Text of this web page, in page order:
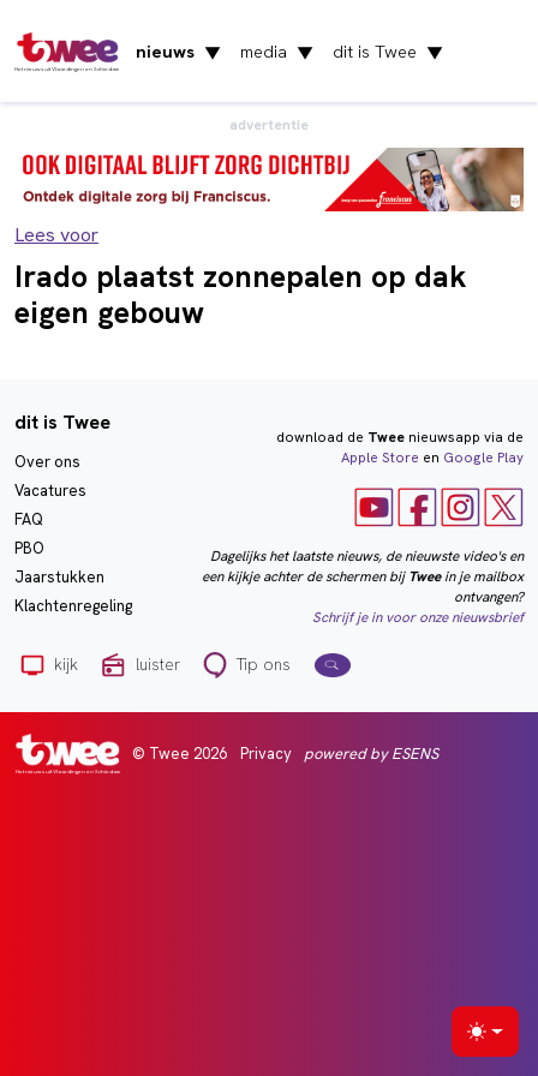
Het nieuws uit Vlaardingen en Schiedam
nieuws ▼ media ▼ dit is Twee ▼
advertentie
Lees voor
Irado plaatst zonnepalen op dak
eigen gebouw
dit is Twee
Over ons
Vacatures
FAQ
PBO
Jaarstukken
Klachtenregeling
download de Tweenieuwsapp via de
Apple Store en Google Play
Dagelijks het laatste nieuws, de nieuwste video's en
een kijkje achter de schermen bij Tweein je mailbox
ontvangen?
Schrijf je in voor onze nieuwsbrief
kijk luister Tip ons
Het nieuws uit Vlaardingen en Schiedam
© Twee 2026 Privacy powered by ESENS